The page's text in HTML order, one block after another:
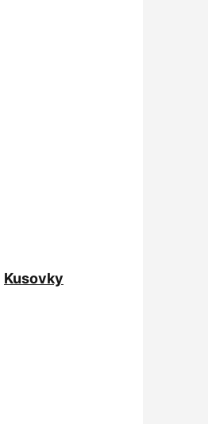
Kusovky